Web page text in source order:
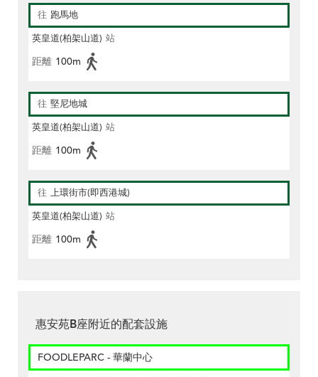
往 跑馬地
英皇道(柏架山道) 站
距離 100m
往 堅尼地城
英皇道(柏架山道) 站
距離 100m
往 上環街市(即西港城)
英皇道(柏架山道) 站
距離 100m
惠安苑B座附近的配套設施
FOODLEPARC - 華蘭中心